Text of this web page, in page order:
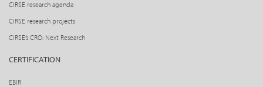
CIRSE research agenda
CIRSE research projects
CIRSE’s CRO: Next Research
CERTIFICATION
EBIR